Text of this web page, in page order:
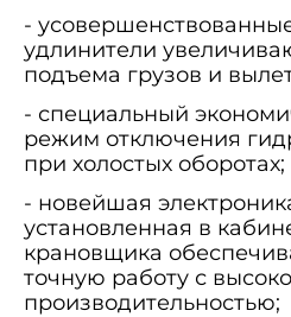
-
удлинители
подъема грузов и
- специальный
режим отключения
при холостых оборотах;
- новейшая
установленная в
крановщика
точную работу с
производительностью;